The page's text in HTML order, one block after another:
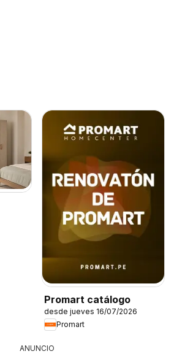
Promart catálogo
desde jueves 16/07/2026
Promart
ANUNCIO